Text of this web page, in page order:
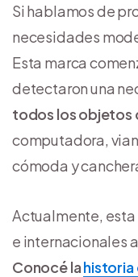
Si hablamos de
necesidades
Esta marca
detectaron una
todos los objetos
computadora,
cómoda y
Actualmente, esta
e internacionales
Conocé lahistoria